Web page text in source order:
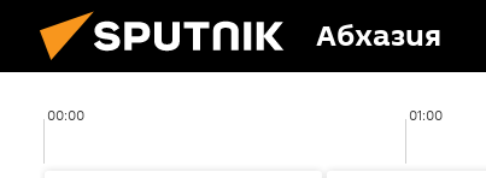
Абхазия
00:00 01:00